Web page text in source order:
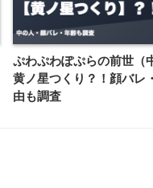
ぷわぷわぽぷらの前世（
黄ノ星つくり？！顔バレ
由も調査